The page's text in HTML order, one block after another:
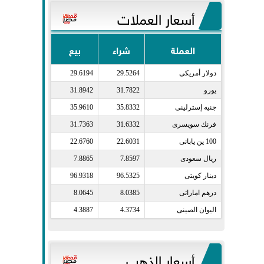
أسعار العملات
العملة شراء بيع
دولار أمريكى​ 29.5264
29.6194
يورو​ 31.7822
31.8942
جنيه إسترلينى​ 35.8332
35.9610
فرنك سويسرى​ 31.6332
31.7363
100 ين يابانى​ 22.6031
22.6760
ريال سعودى​ 7.8597
7.8865
دينار كويتى​ 96.5325
96.9318
درهم اماراتى​ 8.0385
8.0645
اليوان الصينى​ 4.3734
4.3887
أسعار الذهب